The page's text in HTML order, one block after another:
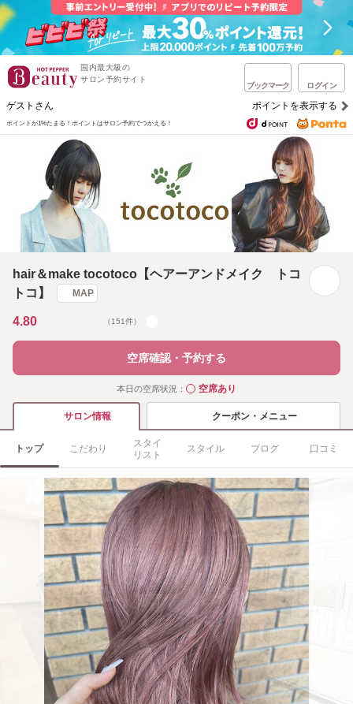
国内最大級の
サロン予約サイト
ブックマーク ログイン
ゲストさん ポイントを表示する
ポイントが1%たまる！ ポイントはサロン予約でつかえる！
hair＆make tocotoco【ヘアーアンドメイク トコ
トコ】
MAP
4.80 （151件）
空席確認・予約する
本日の空席状況： ◯空席あり
サロン情報 クーポン・メニュー
トップ こだわり
スタイ
リスト
スタイル ブログ 口コミ